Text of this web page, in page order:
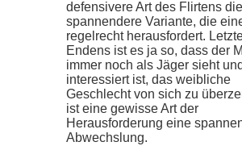
defensivere Art des Flirtens
spannendere Variante, die
regelrecht herausfordert.
Endens ist es ja so, dass der
immer noch als Jäger sieht
interessiert ist, das weibliche
Geschlecht von sich zu
ist eine gewisse Art der
Herausforderung eine
Abwechslung.